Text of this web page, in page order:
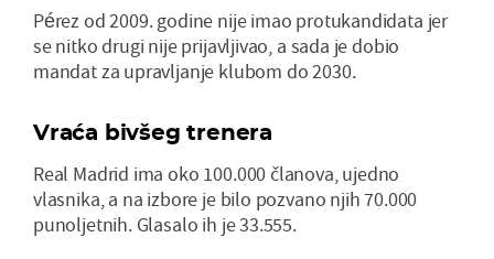
Pérez od 2009. godine nije imao protukandidata jer
se nitko drugi nije prijavljivao, a sada je dobio
mandat za upravljanje klubom do 2030.
Vraća bivšeg trenera
Real Madrid ima oko 100.000 članova, ujedno
vlasnika, a na izbore je bilo pozvano njih 70.000
punoljetnih. Glasalo ih je 33.555.